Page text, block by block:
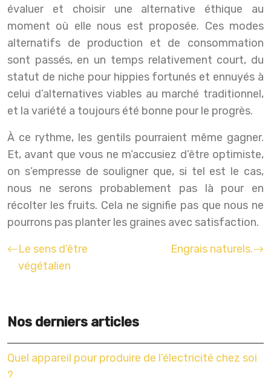
évaluer et choisir une alternative éthique au
moment où elle nous est proposée. Ces modes
alternatifs de production et de consommation
sont passés, en un temps relativement court, du
statut de niche pour hippies fortunés et ennuyés à
celui d’alternatives viables au marché traditionnel,
et la variété a toujours été bonne pour le progrès.
À ce rythme, les gentils pourraient même gagner.
Et, avant que vous ne m’accusiez d’être optimiste,
on s’empresse de souligner que, si tel est le cas,
nous ne serons probablement pas là pour en
récolter les fruits. Cela ne signifie pas que nous ne
pourrons pas planter les graines avec satisfaction.
Le sens d’être
végétalien
Engrais naturels.
Nos derniers articles
Quel appareil pour produire de l’électricité chez soi
?